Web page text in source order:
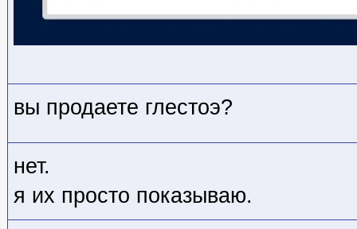
вы продаете глестоэ?
нет.
я их просто показываю.